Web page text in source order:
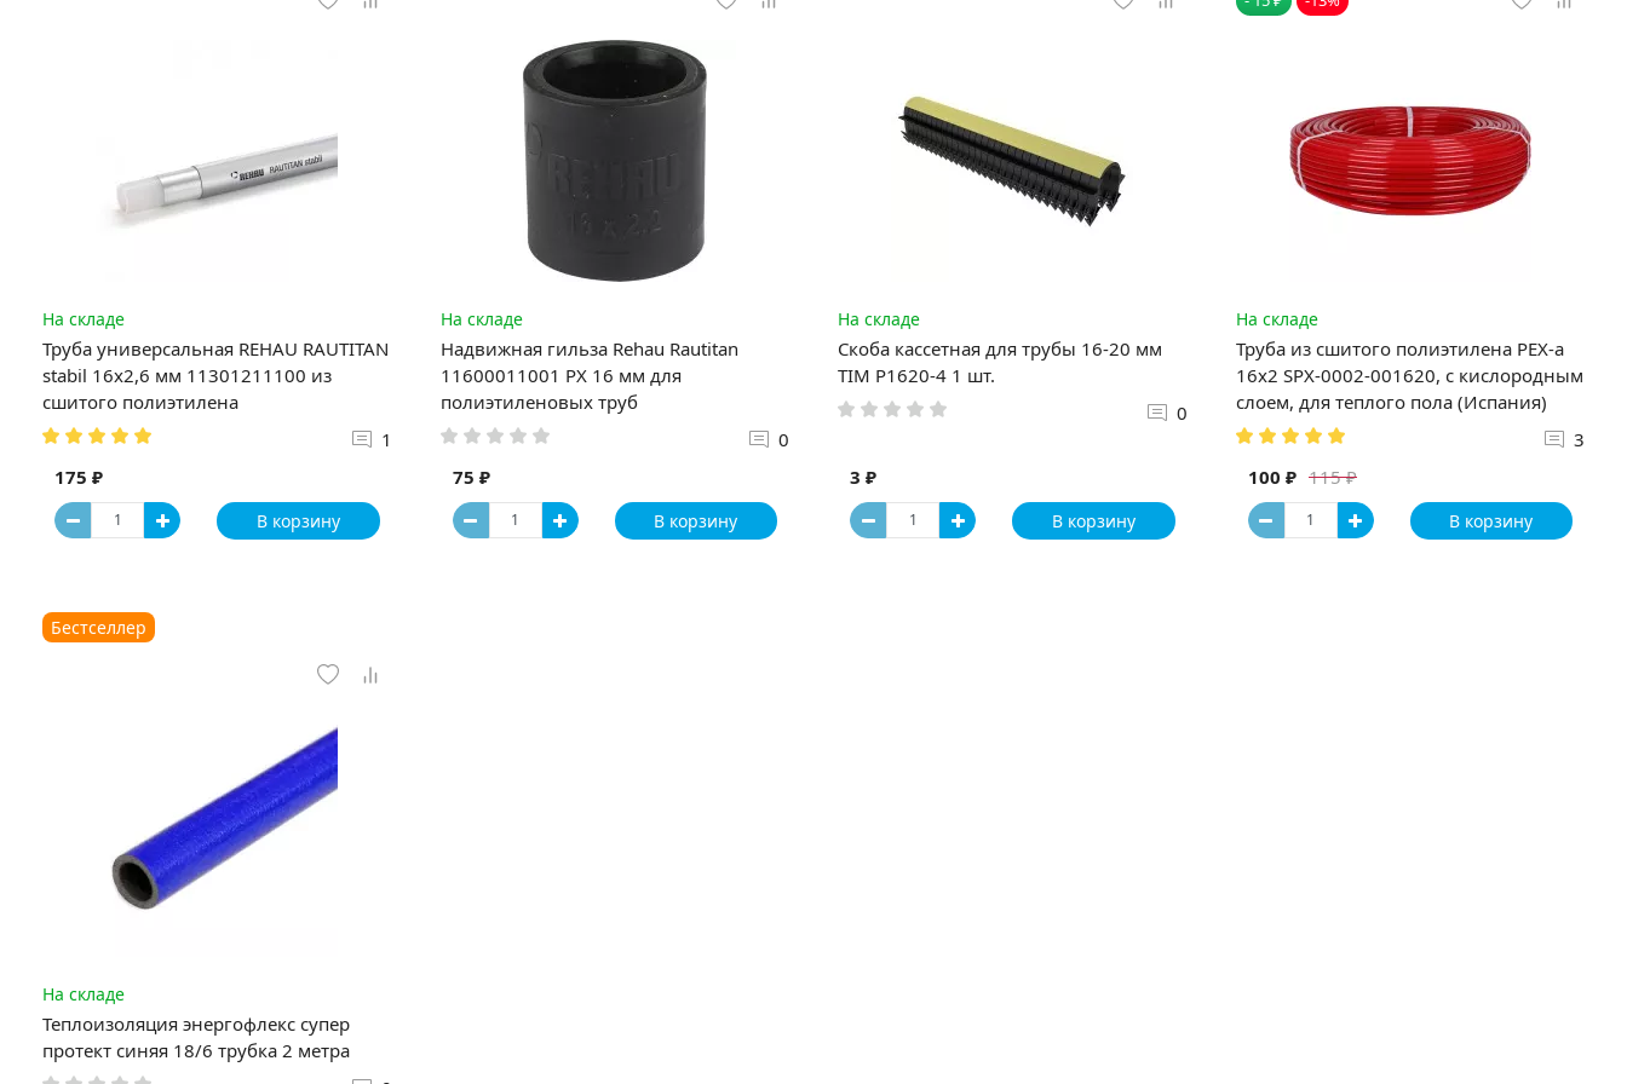
На складе
Труба универсальная REHAU RAUTITAN
stabil 16х2,6 мм 11301211100 из
сшитого полиэтилена
1
175 ₽
В корзину
На складе
Надвижная гильза Rehau Rautitan
11600011001 PX 16 мм для
полиэтиленовых труб
0
75 ₽
В корзину
На складе
Скоба кассетная для трубы 16-20 мм
TIM P1620-4 1 шт.
0
3 ₽
В корзину
На складе
Труба из сшитого полиэтилена PEX-a
16х2 SPX-0002-001620, с кислородным
слоем, для теплого пола (Испания)
3
115 ₽
100 ₽
В корзину
Бестселлер
На складе
Теплоизоляция энергофлекс супер
протект синяя 18/6 трубка 2 метра